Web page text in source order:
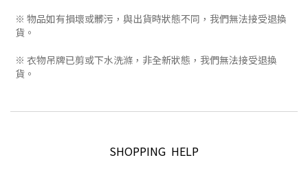
※ 物品如有損壞或髒污，與出貨時狀態不同，我們無法接受退換
貨。
※ 衣物吊牌已剪或下水洗滌，非全新狀態，我們無法接受退換
貨。
SHOPPING HELP